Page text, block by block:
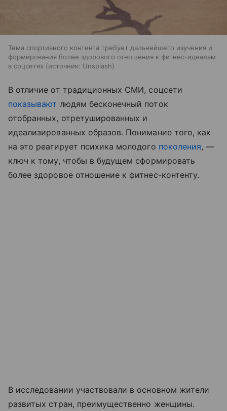
Тема спортивного контента требует дальнейшего изучения и
формирования более здорового отношения к фитнес-идеалам
в соцсетях
источник: Unsplash
В отличие от традиционных СМИ, соцсети
показывают людям бесконечный поток
отобранных, отретушированных и
идеализированных образов. Понимание того, как
на это реагирует психика молодого поколения, —
ключ к тому, чтобы в будущем сформировать
более здоровое отношение к фитнес-контенту.
В исследовании участвовали в основном жители
развитых стран, преимущественно женщины.